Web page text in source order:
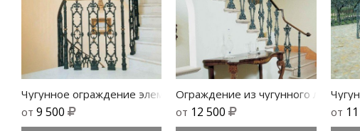
Чугунное ограждение элемент 532
от 9 500
Ограждение из чугунного литья
от 12 500
от